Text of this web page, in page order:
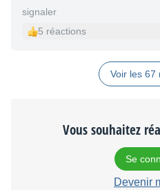
signaler
5 réactions
Voir les 67
Vous souhaitez
Se
Devenir